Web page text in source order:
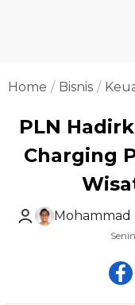
Home Bisnis
PLN
Charging
Mohammad